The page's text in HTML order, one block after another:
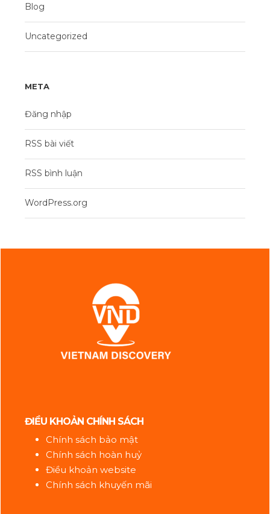
Blog
Uncategorized
META
Đăng nhập
RSS bài viết
RSS bình luận
WordPress.org
ĐIỀU KHOẢN CHÍNH SÁCH
Chính sách bảo mật
Chính sách hoàn huỷ
Điều khoản website
Chính sách khuyến mãi